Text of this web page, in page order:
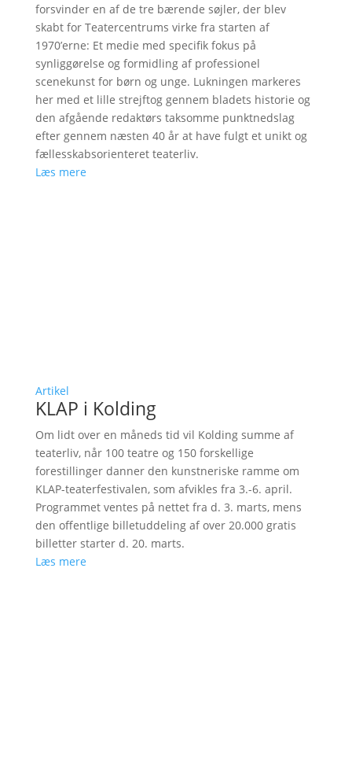
forsvinder en af de tre bærende søjler, der blev
skabt for Teatercentrums virke fra starten af
1970’erne: Et medie med specifik fokus på
synliggørelse og formidling af professionel
scenekunst for børn og unge. Lukningen markeres
her med et lille strejftog gennem bladets historie og
den afgående redaktørs taksomme punktnedslag
efter gennem næsten 40 år at have fulgt et unikt og
fællesskabsorienteret teaterliv.
Læs mere
Artikel
KLAP i Kolding
Om lidt over en måneds tid vil Kolding summe af
teaterliv, når 100 teatre og 150 forskellige
forestillinger danner den kunstneriske ramme om
KLAP-teaterfestivalen, som afvikles fra 3.-6. april.
Programmet ventes på nettet fra d. 3. marts, mens
den offentlige billetuddeling af over 20.000 gratis
billetter starter d. 20. marts.
Læs mere